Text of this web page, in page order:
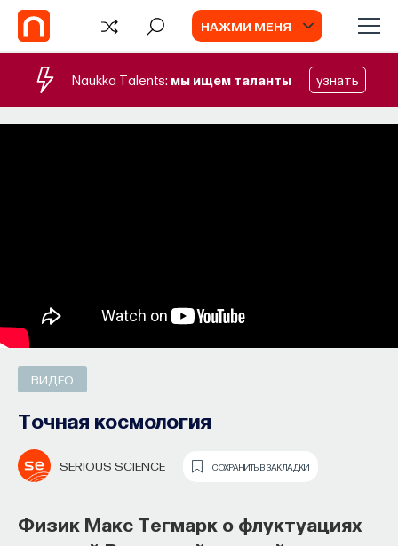
НАЖМИ МЕНЯ
Naukka Talents: мы ищем таланты узнать
ВИДЕО
Точная космология
SERIOUS SCIENCE СОХРАНИТЬ В ЗАКЛАДКИ
Физик Макс Тегмарк о флуктуациях
СОБЫТИЯ